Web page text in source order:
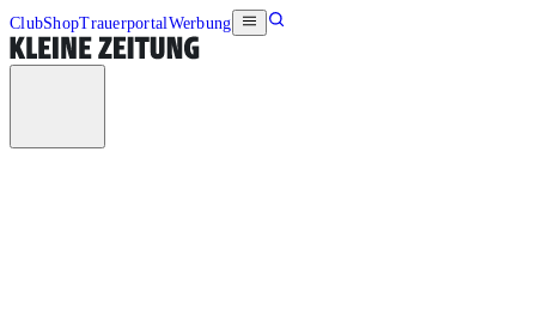
ClubShopTrauerportalWerbung